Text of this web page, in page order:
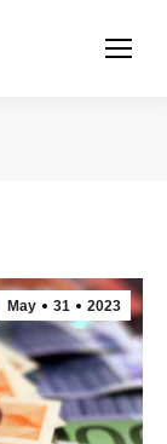
May 31 2023